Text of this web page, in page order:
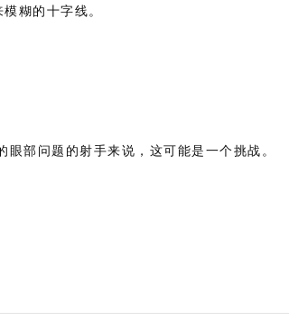
糊的十字线。
部问题的射手来说，这可能是一个挑战。